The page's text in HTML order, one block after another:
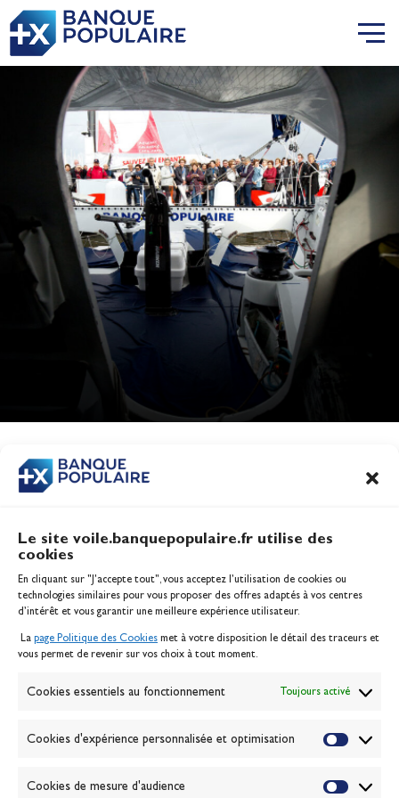
Le site voile.banquepopulaire.fr utilise des
cookies
En cliquant sur "J'accepte tout", vous acceptez l’utilisation de cookies ou
technologies similaires pour vous proposer des offres adaptés à vos centres
d’intérêt et vous garantir une meilleure expérience utilisateur.
La page Politique des Cookies met à votre disposition le détail des traceurs et
vous permet de revenir sur vos choix à tout moment.
Cookies essentiels au fonctionnement Toujours activé
Cookies d'expérience personnalisée et optimisation
Cookies de mesure d'audience
CONTENU
Lauriane Nolot en or à Long
Beach, sur le plan d'eau des
Jeux Olympiques 2028
Inscription serveur média
Contact
Politique des cookies
Banque de la voile
Passion Voile TV